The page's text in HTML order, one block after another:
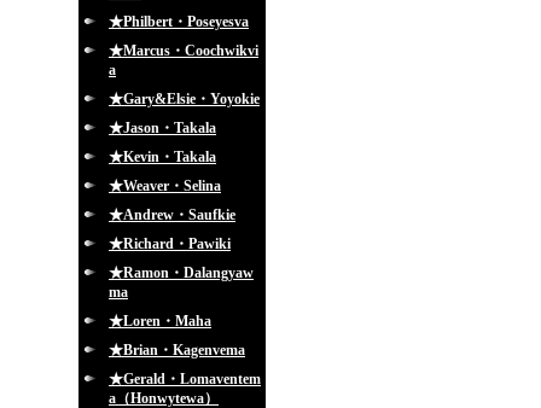
★Philbert・Poseyesva
★Marcus・Coochwikvi
a
★Gary&Elsie・Yoyokie
★Jason・Takala
★Kevin・Takala
★Weaver・Selina
★Andrew・Saufkie
★Richard・Pawiki
★Ramon・Dalangyaw
ma
★Loren・Maha
★Brian・Kagenvema
★Gerald・Lomaventem
a（Honwytewa）